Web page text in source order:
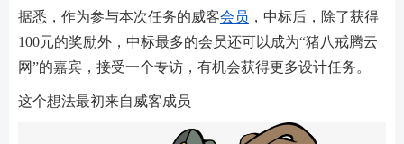
据悉，作为参与本次任务的威客会员 ，中标后，除了获得
100元的奖励外，中标最多的会员还可以成为“猪八戒腾云
网”的嘉宾，接受一个专访，有机会获得更多设计任务。
这个想法最初来自威客成员